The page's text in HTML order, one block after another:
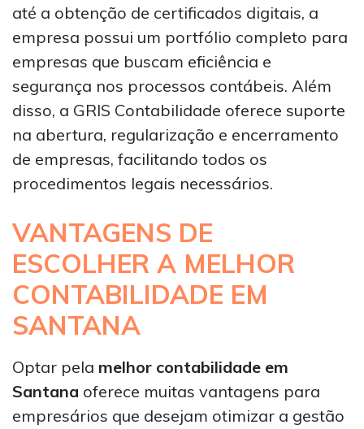
até a obtenção de certificados digitais, a
empresa possui um portfólio completo para
empresas que buscam eficiência e
segurança nos processos contábeis. Além
disso, a GRIS Contabilidade oferece suporte
na abertura, regularização e encerramento
de empresas, facilitando todos os
procedimentos legais necessários.
VANTAGENS DE
ESCOLHER A MELHOR
CONTABILIDADE EM
SANTANA
Optar pela melhor contabilidade em
Santana oferece muitas vantagens para
empresários que desejam otimizar a gestão